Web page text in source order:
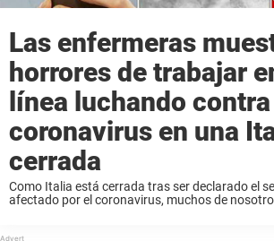
Las enfermeras
horrores de trabajar
línea luchando contra
coronavirus en una
cerrada
Como Italia está cerrada tras ser declarado el
afectado por el coronavirus, muchos de